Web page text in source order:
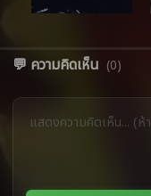
💬 ความคิดเห็น (0)